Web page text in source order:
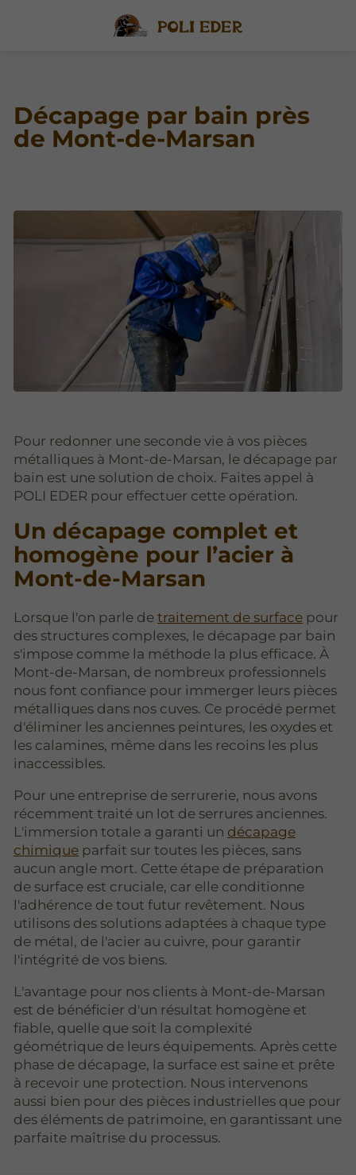
Décapage par bain près
de Mont-de-Marsan
Pour redonner une seconde vie à vos pièces
métalliques à Mont-de-Marsan, le décapage par
bain est une solution de choix. Faites appel à
POLI EDER pour effectuer cette opération.
Un décapage complet et
homogène pour l’acier à
Mont-de-Marsan
Lorsque l'on parle de traitement de surface pour
des structures complexes, le décapage par bain
s'impose comme la méthode la plus efficace. À
Mont-de-Marsan, de nombreux professionnels
nous font confiance pour immerger leurs pièces
métalliques dans nos cuves. Ce procédé permet
d'éliminer les anciennes peintures, les oxydes et
les calamines, même dans les recoins les plus
inaccessibles.
Pour une entreprise de serrurerie, nous avons
récemment traité un lot de serrures anciennes.
L'immersion totale a garanti un décapage
chimique parfait sur toutes les pièces, sans
aucun angle mort. Cette étape de préparation
de surface est cruciale, car elle conditionne
l'adhérence de tout futur revêtement. Nous
utilisons des solutions adaptées à chaque type
de métal, de l'acier au cuivre, pour garantir
l'intégrité de vos biens.
L'avantage pour nos clients à Mont-de-Marsan
est de bénéficier d'un résultat homogène et
fiable, quelle que soit la complexité
géométrique de leurs équipements. Après cette
phase de décapage, la surface est saine et prête
à recevoir une protection. Nous intervenons
aussi bien pour des pièces industrielles que pour
des éléments de patrimoine, en garantissant une
parfaite maîtrise du processus.